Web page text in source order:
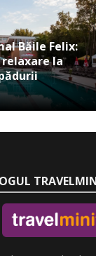
Băile Felix:
la